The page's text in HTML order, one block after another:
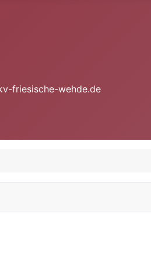
friesische-wehde.de